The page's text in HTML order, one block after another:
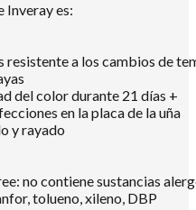
Inveray es:
a los cambios de
del color durante 21 días +
en la placa de la uña
y rayado
no contiene sustancias
tolueno, xileno, DBP